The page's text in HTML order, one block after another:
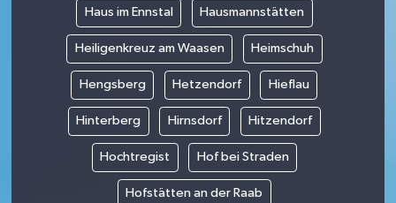
Haus im Ennstal Hausmannstätten
Heiligenkreuz am Waasen Heimschuh
Hengsberg Hetzendorf Hieflau
Hinterberg Hirnsdorf Hitzendorf
Hochtregist Hof bei Straden
Hofstätten an der Raab